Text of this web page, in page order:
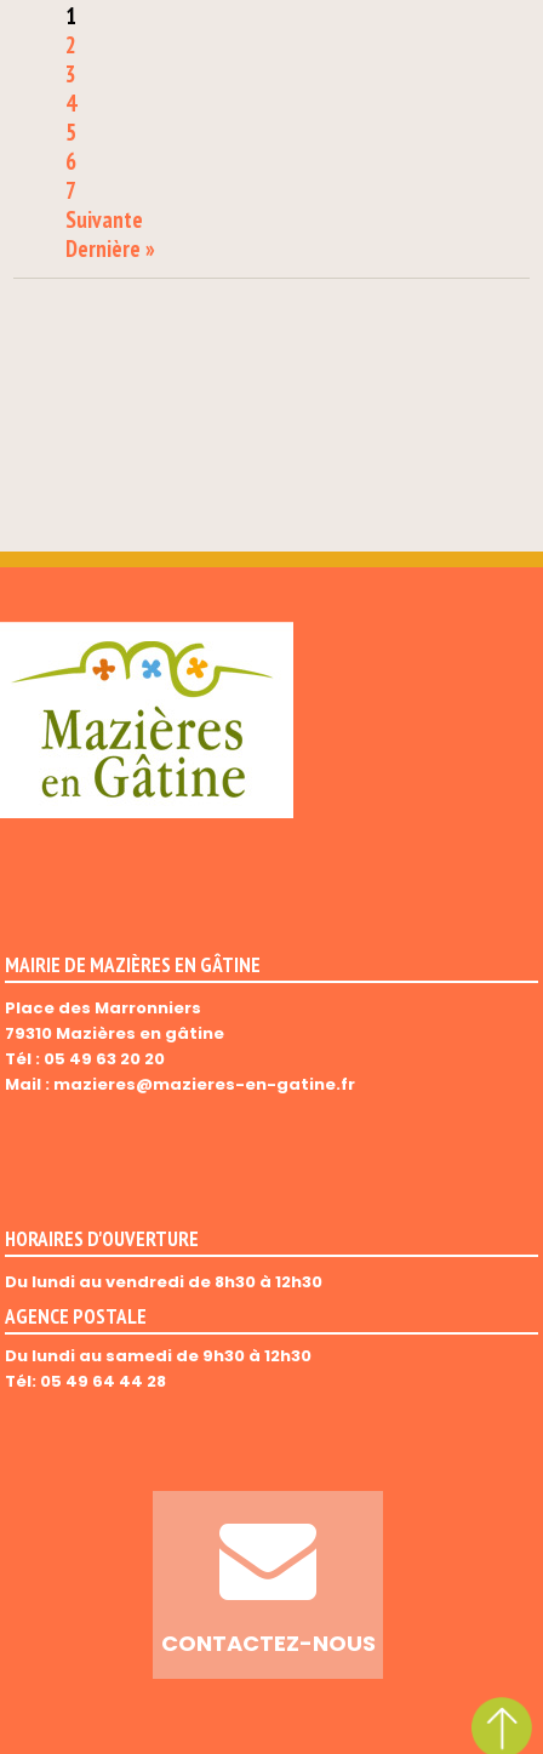
1
2
3
4
5
6
7
Suivante
Dernière »
MAIRIE DE MAZIÈRES EN GÂTINE
Place des Marronniers
79310 Mazières en gâtine
Tél : 05 49 63 20 20
Mail : mazieres@mazieres-en-gatine.fr
HORAIRES D'OUVERTURE
Du lundi au vendredi de 8h30 à 12h30
AGENCE POSTALE
Du lundi au samedi de 9h30 à 12h30
Tél: 05 49 64 44 28
CONTACTEZ-NOUS